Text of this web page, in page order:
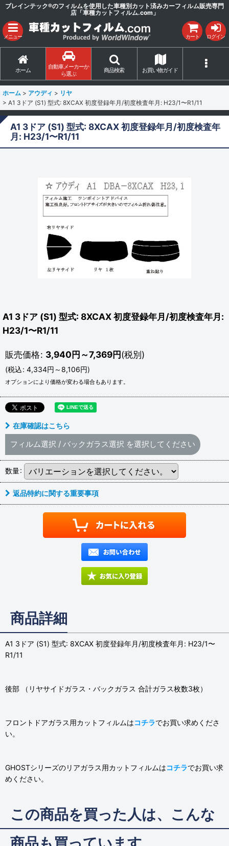
ブレインテック®のフィルムを使用した車種別カット済みカーフィルム販売専門
店「車種カットフィルム.com」
メニュー カート ログイン
ホーム
自動車メーカーか
ら選ぶ
商品検索 お買い物ガイド
ホーム > アウディ > リヤ
> A1 3ドア (S1) 型式: 8XCAX 初度登録年月/初度検査年月: H23/1〜R1/11
A1 3ドア (S1) 型式: 8XCAX 初度登録年月/初度検査年
月: H23/1〜R1/11
A1 3ドア (S1) 型式: 8XCAX 初度登録年月/初度検査年月:
H23/1〜R1/11
販売価格: 3,940円～7,369円(税別)
(税込: 4,334円 ～8,106円)
オプションにより価格が変わる場合もあります。
在庫確認はこちら
フィルム選択 / バックガラス選択 を選択してください
数量:
返品特約に関する重要事項
商品詳細
A1 3ドア (S1) 型式: 8XCAX 初度登録年月/初度検査年月: H23/1〜
R1/11
後部 （リヤサイドガラス・バックガラス 合計ガラス枚数3枚）
フロントドアガラス用カットフィルムはコチラでお買い求めくださ
い。
GHOSTシリーズのリアガラス用カットフィルムはコチラでお買い求
めください。
この商品を買った人は、こんな